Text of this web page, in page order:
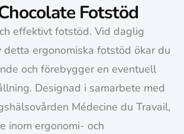
Fotstöd
effektivt fotstöd. Vid daglig
detta ergonomiska fotstöd ökar du
och förebygger en eventuell
Designad i samarbete med
Médecine du Travail,
inom ergonomi- och